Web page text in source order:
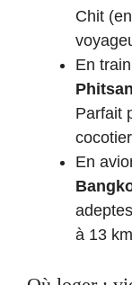
Chit
En
Parfait
En
à 13